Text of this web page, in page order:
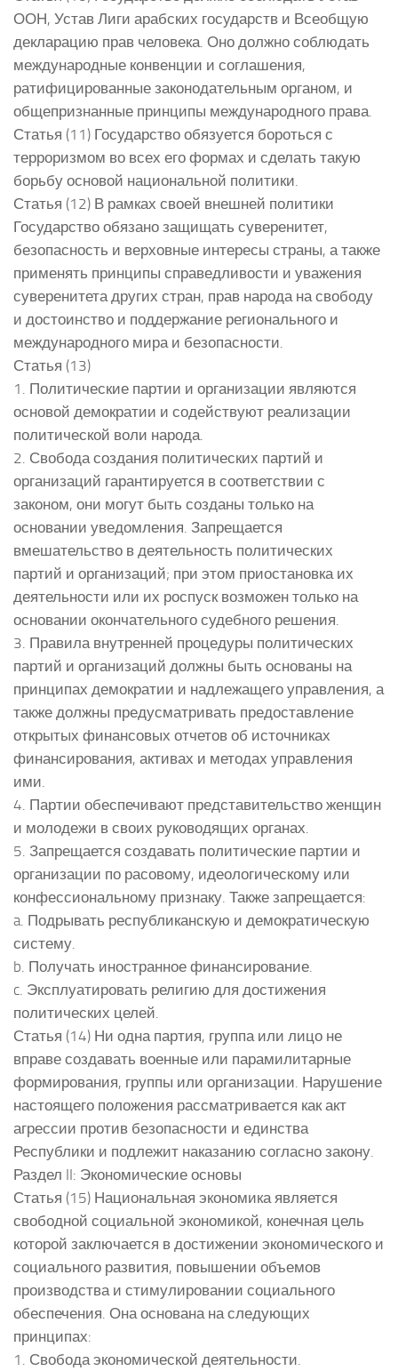
ООН, Устав Лиги арабских государств и Всеобщую
декларацию прав человека. Оно должно соблюдать
международные конвенции и соглашения,
ратифицированные законодательным органом, и
общепризнанные принципы международного права.
Статья (11) Государство обязуется бороться с
терроризмом во всех его формах и сделать такую
борьбу основой национальной политики.
Статья (12) В рамках своей внешней политики
Государство обязано защищать суверенитет,
безопасность и верховные интересы страны, а также
применять принципы справедливости и уважения
суверенитета других стран, прав народа на свободу
и достоинство и поддержание регионального и
международного мира и безопасности.
Статья (13)
1. Политические партии и организации являются
основой демократии и содействуют реализации
политической воли народа.
2. Свобода создания политических партий и
организаций гарантируется в соответствии с
законом, они могут быть созданы только на
основании уведомления. Запрещается
вмешательство в деятельность политических
партий и организаций; при этом приостановка их
деятельности или их роспуск возможен только на
основании окончательного судебного решения.
3. Правила внутренней процедуры политических
партий и организаций должны быть основаны на
принципах демократии и надлежащего управления, а
также должны предусматривать предоставление
открытых финансовых отчетов об источниках
финансирования, активах и методах управления
ими.
4. Партии обеспечивают представительство женщин
и молодежи в своих руководящих органах.
5. Запрещается создавать политические партии и
организации по расовому, идеологическому или
конфессиональному признаку. Также запрещается:
a. Подрывать республиканскую и демократическую
систему.
b. Получать иностранное финансирование.
c. Эксплуатировать религию для достижения
политических целей.
Статья (14) Ни одна партия, группа или лицо не
вправе создавать военные или парамилитарные
формирования, группы или организации. Нарушение
настоящего положения рассматривается как акт
агрессии против безопасности и единства
Республики и подлежит наказанию согласно закону.
Раздел II: Экономические основы
Статья (15) Национальная экономика является
свободной социальной экономикой, конечная цель
которой заключается в достижении экономического и
социального развития, повышении объемов
производства и стимулировании социального
обеспечения. Она основана на следующих
принципах:
1. Свобода экономической деятельности.